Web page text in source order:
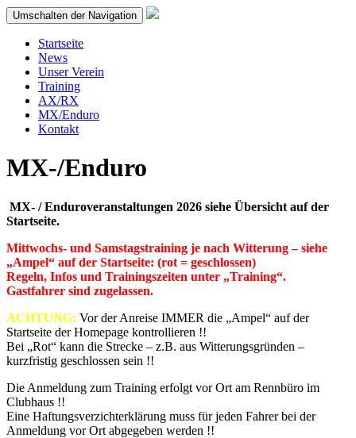
Umschalten der Navigation
Startseite
News
Unser Verein
Training
AX/RX
MX/Enduro
Kontakt
MX-/Enduro
MX- / Enduroveranstaltungen 2026 siehe Übersicht auf der
Startseite.
Mittwochs- und Samstagstraining je nach Witterung – siehe
„Ampel“ auf der Startseite: (rot = geschlossen)
Regeln, Infos und Trainingszeiten unter „Training“.
Gastfahrer sind zugelassen.
ACHTUNG: Vor der Anreise IMMER die „Ampel“ auf der
Startseite der Homepage kontrollieren !!
Bei „Rot“ kann die Strecke – z.B. aus Witterungsgründen –
kurzfristig geschlossen sein !!
Die Anmeldung zum Training erfolgt vor Ort am Rennbüro im
Clubhaus !!
Eine Haftungsverzichterklärung muss für jeden Fahrer bei der
Anmeldung vor Ort abgegeben werden !!